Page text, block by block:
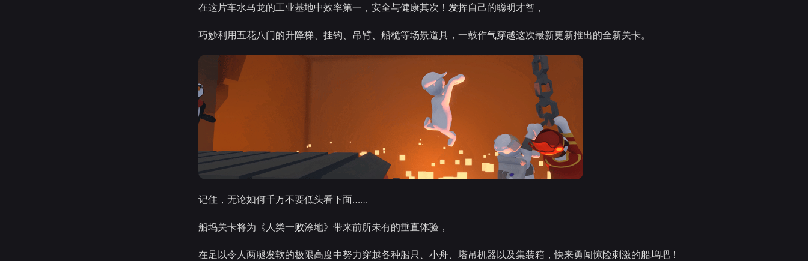
在这片车水马龙的工业基地中效率第一，安全与健康其次！发挥自己的聪明才智，
巧妙利用五花八门的升降梯、挂钩、吊臂、船桅等场景道具，一鼓作气穿越这次最新更新推出的全新关卡。
记住，无论如何千万不要低头看下面……
船坞关卡将为《人类一败涂地》带来前所未有的垂直体验，
在足以令人两腿发软的极限高度中努力穿越各种船只、小舟、塔吊机器以及集装箱，快来勇闯惊险刺激的船坞吧！